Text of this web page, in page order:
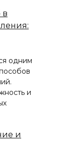
в
одним
и
и